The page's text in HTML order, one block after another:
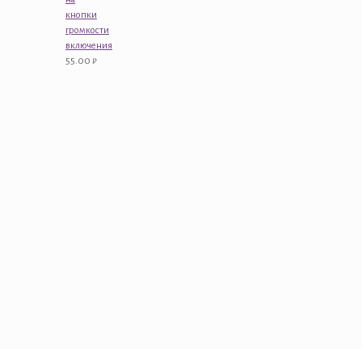
кнопки
громкости
включения
55.00 ₽